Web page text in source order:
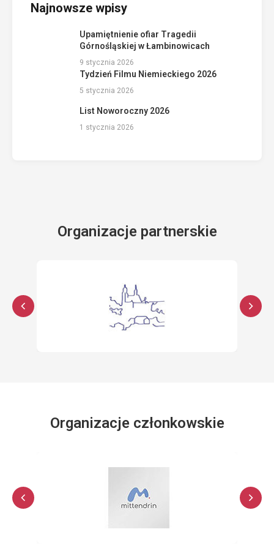
Najnowsze wpisy
Upamiętnienie ofiar Tragedii
Górnośląskiej w Łambinowicach
9 stycznia 2026
Tydzień Filmu Niemieckiego 2026
5 stycznia 2026
List Noworoczny 2026
1 stycznia 2026
Organizacje partnerskie
Organizacje członkowskie